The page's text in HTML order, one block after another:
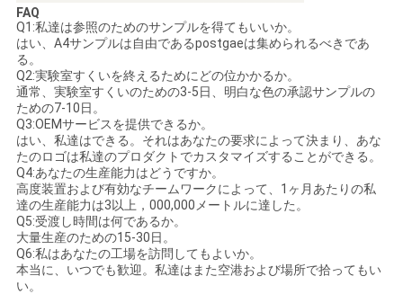
FAQ
Q1:私達は参照のためのサンプルを得てもいいか。
はい、A4サンプルは自由であるpostgaeは集められるべきであ
る。
Q2:実験室すくいを終えるためにどの位かかるか。
通常、実験室すくいのための3-5日、明白な色の承認サンプルの
ための7-10日。
Q3:OEMサービスを提供できるか。
はい、私達はできる。それはあなたの要求によって決まり、あな
たのロゴは私達のプロダクトでカスタマイズすることができる。
Q4:あなたの生産能力はどうですか。
高度装置および有効なチームワークによって、1ヶ月あたりの私
達の生産能力は3以上，000,000メートルに達した。
Q5:受渡し時間は何であるか。
大量生産のための15-30日。
Q6:私はあなたの工場を訪問してもよいか。
本当に、いつでも歓迎。私達はまた空港および場所で拾ってもい
い。